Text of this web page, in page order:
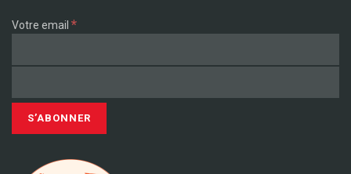
Votre email *